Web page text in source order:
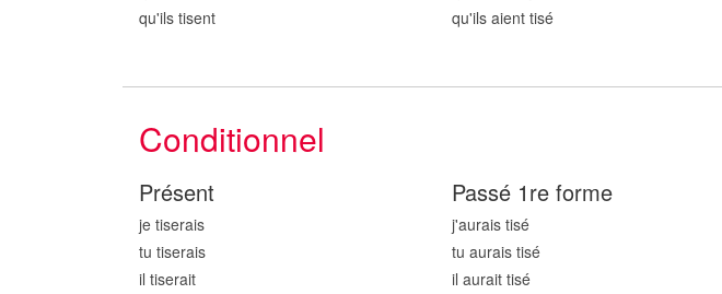
qu'ils tisent
qu'ils aient tisé
Conditionnel
Présent
je tiserais
tu tiserais
il tiserait
Passé 1re forme
j'aurais tisé
tu aurais tisé
il aurait tisé